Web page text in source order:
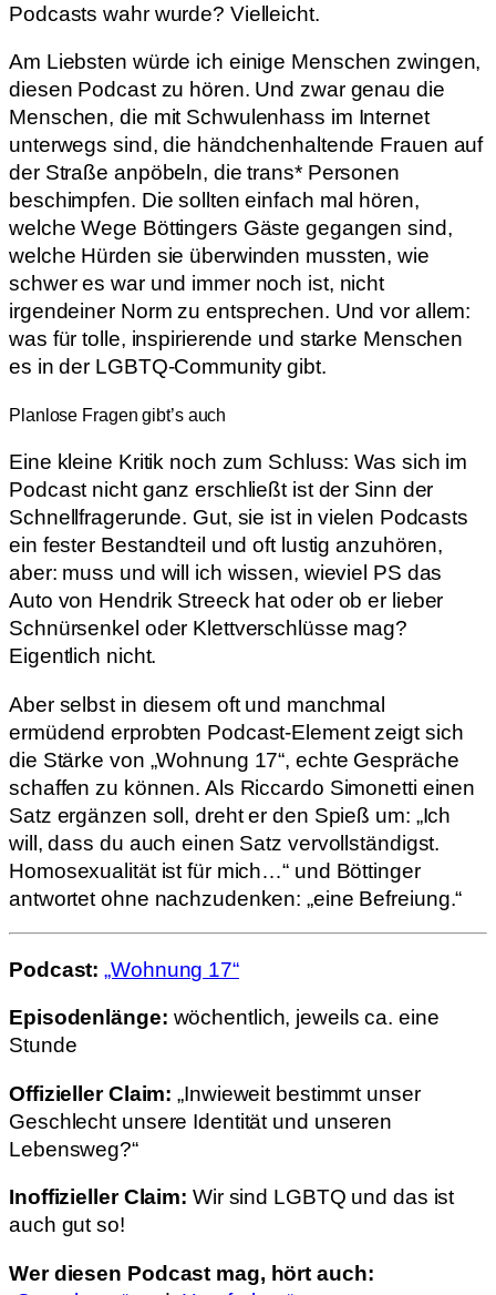
Podcasts wahr wurde? Vielleicht.
Am Liebsten würde ich einige Menschen zwingen,
diesen Podcast zu hören. Und zwar genau die
Menschen, die mit Schwulenhass im Internet
unterwegs sind, die händchenhaltende Frauen auf
der Straße anpöbeln, die trans* Personen
beschimpfen. Die sollten einfach mal hören,
welche Wege Böttingers Gäste gegangen sind,
welche Hürden sie überwinden mussten, wie
schwer es war und immer noch ist, nicht
irgendeiner Norm zu entsprechen. Und vor allem:
was für tolle, inspirierende und starke Menschen
es in der LGBTQ-Community gibt.
Planlose Fragen gibt’s auch
Eine kleine Kritik noch zum Schluss: Was sich im
Podcast nicht ganz erschließt ist der Sinn der
Schnellfragerunde. Gut, sie ist in vielen Podcasts
ein fester Bestandteil und oft lustig anzuhören,
aber: muss und will ich wissen, wieviel PS das
Auto von Hendrik Streeck hat oder ob er lieber
Schnürsenkel oder Klettverschlüsse mag?
Eigentlich nicht.
Aber selbst in diesem oft und manchmal
ermüdend erprobten Podcast-Element zeigt sich
die Stärke von „Wohnung 17“, echte Gespräche
schaffen zu können. Als Riccardo Simonetti einen
Satz ergänzen soll, dreht er den Spieß um: „Ich
will, dass du auch einen Satz vervollständigst.
Homosexualität ist für mich…“ und Böttinger
antwortet ohne nachzudenken: „eine Befreiung.“
Podcast: „Wohnung 17“
Episodenlänge: wöchentlich, jeweils ca. eine
Stunde
Offizieller Claim: „Inwieweit bestimmt unser
Geschlecht unsere Identität und unseren
Lebensweg?“
Inoffizieller Claim: Wir sind LGBTQ und das ist
auch gut so!
Wer diesen Podcast mag, hört auch: